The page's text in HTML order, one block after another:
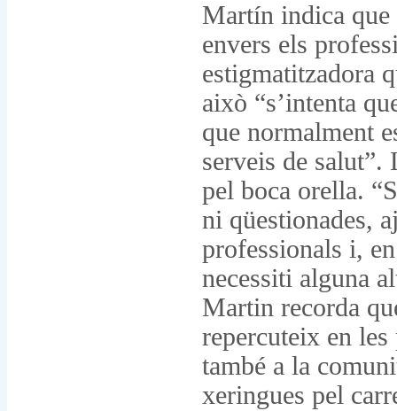
Martín indica que
envers els
estigmatitzadora
això “s’intenta
que normalment
serveis de salut”.
pel boca orella.
ni qüestionades,
professionals i,
necessiti alguna
Martin recorda
repercuteix en
també a la
xeringues pel